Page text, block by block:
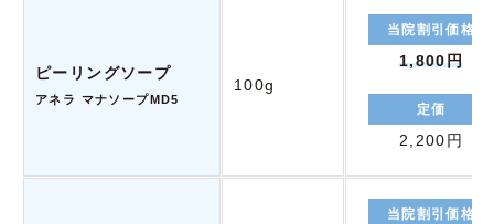
ピーリングソープ
アネラ マナソープMD5
100g
当院割引価格
1,800円
定価
2,200円
当院割引価格